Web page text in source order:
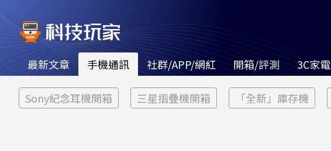
最新文章 手機通訊 社群/APP/網紅 開箱/評測 3C家電
Sony紀念耳機開箱 三星摺疊機開箱 「全新」庫存機